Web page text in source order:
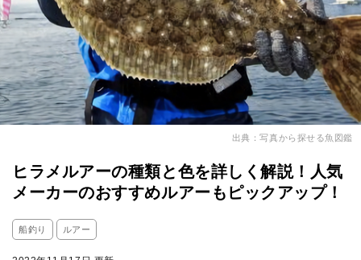
出典：写真から探せる魚図鑑
ヒラメルアーの種類と色を詳しく解説！人気
メーカーのおすすめルアーもピックアップ！
船釣り ルアー